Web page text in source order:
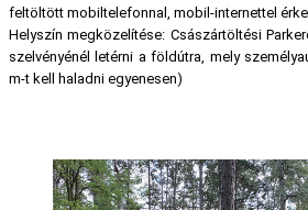
feltöltött mobiltelefonnal, mobil-internettel
Helyszín megközelítése: Császártöltési
szelvényénél letérni a földútra, mely
m-t kell haladni egyenesen)